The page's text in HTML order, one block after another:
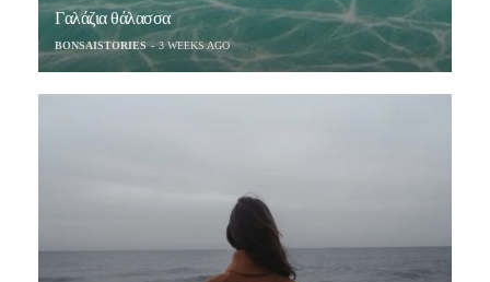
Γαλάζια θάλασσα
BONSAISTORIES 3 WEEKS AGO